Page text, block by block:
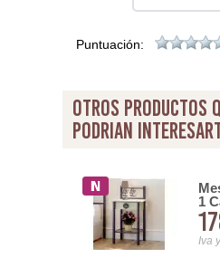
Puntuación:
otros productos
podrian
1
Iva